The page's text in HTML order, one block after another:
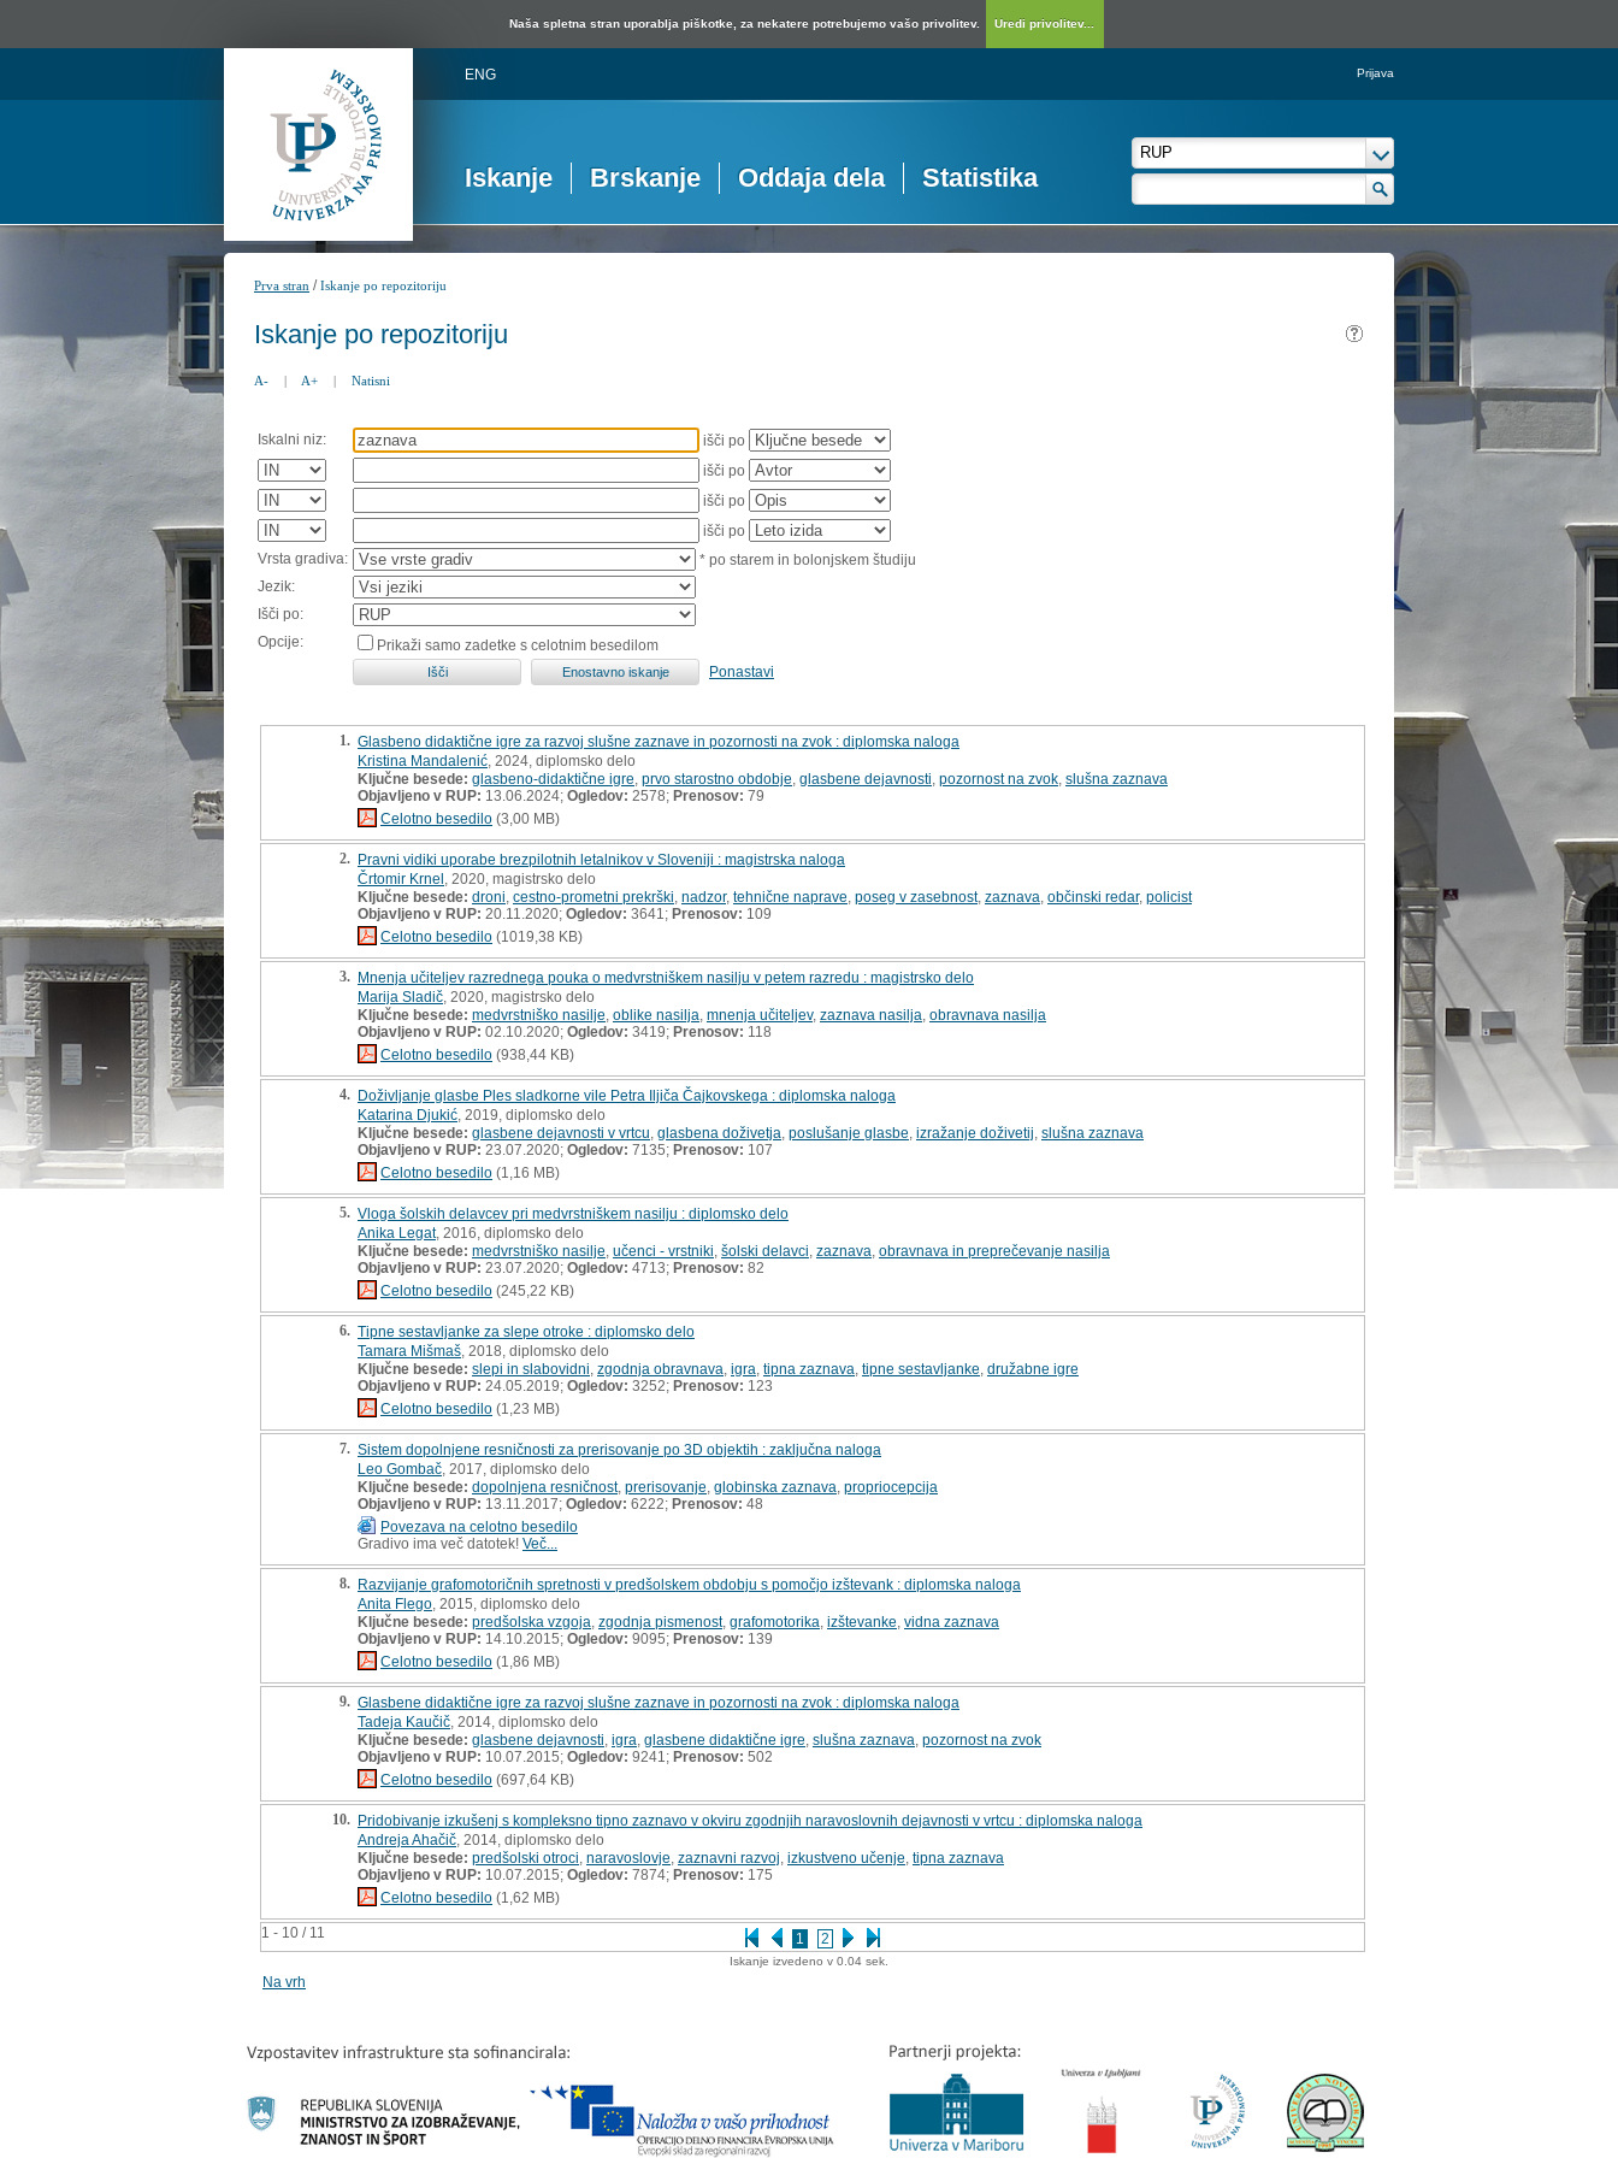
Naša spletna stran uporablja piškotke, za nekatere potrebujemo vašo privolitev. Uredi privolitev...
ENG Prijava
Iskanje Brskanje Oddaja dela Statistika
Prva stran /Iskanje po repozitoriju
Iskanje po repozitoriju
A- | A+ | Natisni
Iskalni niz:
išči po
išči po
išči po
išči po
Vrsta gradiva:
* po starem in bolonjskem študiju
Jezik:
Išči po:
Opcije:
Prikaži samo zadetke s celotnim besedilom
Ponastavi
1 - 10 / 11 1 2
1. Glasbeno didaktične igre za razvoj slušne zaznave in pozornosti na zvok : diplomska naloga
Kristina Mandalenić , 2024, diplomsko delo
Ključne besede: glasbeno-didaktične igre prvo starostno obdobje glasbene dejavnosti pozornost na zvok slušna zaznava
Objavljeno v RUP: 13.06.2024; Ogledov: 2578; Prenosov: 79
Celotno besedilo (3,00 MB)
2. Pravni vidiki uporabe brezpilotnih letalnikov v Sloveniji : magistrska naloga
Črtomir Krnel , 2020, magistrsko delo
Ključne besede: droni cestno-prometni prekrški nadzor, tehnične naprave poseg v zasebnost, zaznava občinski redar, policist
Objavljeno v RUP: 20.11.2020; Ogledov: 3641; Prenosov: 109
Celotno besedilo (1019,38 KB)
3. Mnenja učiteljev razrednega pouka o medvrstniškem nasilju v petem razredu : magistrsko delo
Marija Sladič , 2020, magistrsko delo
Ključne besede: medvrstniško nasilje oblike nasilja mnenja učiteljev, zaznava nasilja obravnava nasilja
Objavljeno v RUP: 02.10.2020; Ogledov: 3419; Prenosov: 118
Celotno besedilo (938,44 KB)
4. Doživljanje glasbe Ples sladkorne vile Petra Iljiča Čajkovskega : diplomska naloga
Katarina Djukić , 2019, diplomsko delo
Ključne besede: glasbene dejavnosti v vrtcu glasbena doživetja poslušanje glasbe izražanje doživetij slušna zaznava
Objavljeno v RUP: 23.07.2020; Ogledov: 7135; Prenosov: 107
Celotno besedilo (1,16 MB)
5. Vloga šolskih delavcev pri medvrstniškem nasilju : diplomsko delo
Anika Legat, 2016, diplomsko delo
Ključne besede: medvrstniško nasilje učenci - vrstniki šolski delavci zaznava obravnava in preprečevanje nasilja
Objavljeno v RUP: 23.07.2020; Ogledov: 4713; Prenosov: 82
Celotno besedilo (245,22 KB)
6. Tipne sestavljanke za slepe otroke : diplomsko delo
Tamara Mišmaš , 2018, diplomsko delo
Ključne besede: slepi in slabovidni zgodnja obravnava igra tipna zaznava tipne sestavljanke družabne igre
Objavljeno v RUP: 24.05.2019; Ogledov: 3252; Prenosov: 123
Celotno besedilo (1,23 MB)
7. Sistem dopolnjene resničnosti za prerisovanje po 3D objektih : zaključna naloga
Leo Gombač , 2017, diplomsko delo
Ključne besede: dopolnjena resničnost, prerisovanje globinska zaznava propriocepcija
Objavljeno v RUP: 13.11.2017; Ogledov: 6222; Prenosov: 48
Povezava na celotno besedilo
Gradivo ima več datotek! Več...
8. Razvijanje grafomotoričnih spretnosti v predšolskem obdobju s pomočjo izštevank : diplomska naloga
Anita Flego , 2015, diplomsko delo
Ključne besede: predšolska vzgoja zgodnja pismenost, grafomotorika izštevanke vidna zaznava
Objavljeno v RUP: 14.10.2015; Ogledov: 9095; Prenosov: 139
Celotno besedilo (1,86 MB)
9. Glasbene didaktične igre za razvoj slušne zaznave in pozornosti na zvok : diplomska naloga
Tadeja Kaučič , 2014, diplomsko delo
Ključne besede: glasbene dejavnosti igra glasbene didaktične igre slušna zaznava pozornost na zvok
Objavljeno v RUP: 10.07.2015; Ogledov: 9241; Prenosov: 502
Celotno besedilo (697,64 KB)
10. Pridobivanje izkušenj s kompleksno tipno zaznavo v okviru zgodnjih naravoslovnih dejavnosti v vrtcu : diplomska naloga
Andreja Ahačič , 2014, diplomsko delo
Ključne besede: predšolski otroci naravoslovje zaznavni razvoj izkustveno učenje tipna zaznava
Objavljeno v RUP: 10.07.2015; Ogledov: 7874; Prenosov: 175
Celotno besedilo (1,62 MB)
Iskanje izvedeno v 0.04 sek.
Na vrh